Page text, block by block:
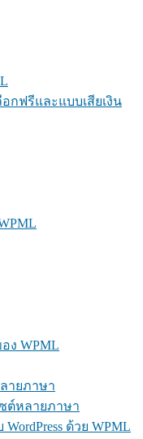
อกฟรีและแบบเสียเงิน
ง WPML
ายภาษา
ต์หลายภาษา
ด้วย WPML